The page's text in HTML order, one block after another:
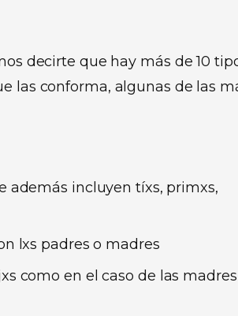
decirte que hay más de 10
las conforma, algunas de las
además incluyen tíxs, primxs,
lxs padres o madres
como en el caso de las